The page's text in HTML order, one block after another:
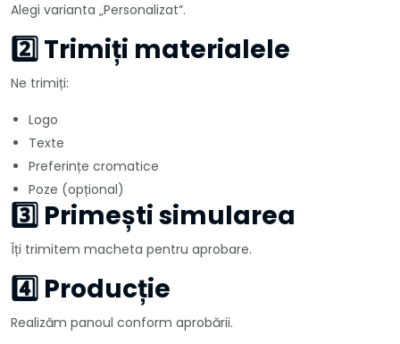
Alegi varianta „Personalizat”.
2️⃣ Trimiți materialele
Ne trimiți:
Logo
Texte
Preferințe cromatice
Poze (opțional)
3️⃣ Primești simularea
Îți trimitem macheta pentru aprobare.
4️⃣ Producție
Realizăm panoul conform aprobării.